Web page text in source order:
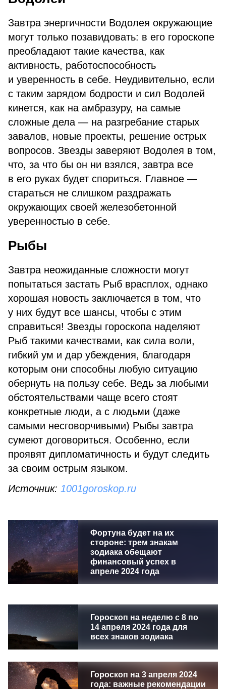
Завтра энергичности Водолея окружающие
могут только позавидовать: в его гороскопе
преобладают такие качества, как
активность, работоспособность
и уверенность в себе. Неудивительно, если
с таким зарядом бодрости и сил Водолей
кинется, как на амбразуру, на самые
сложные дела — на разгребание старых
завалов, новые проекты, решение острых
вопросов. Звезды заверяют Водолея в том,
что, за что бы он ни взялся, завтра все
в его руках будет спориться. Главное —
стараться не слишком раздражать
окружающих своей железобетонной
уверенностью в себе.
Рыбы
Завтра неожиданные сложности могут
попытаться застать Рыб врасплох, однако
хорошая новость заключается в том, что
у них будут все шансы, чтобы с этим
справиться! Звезды гороскопа наделяют
Рыб такими качествами, как сила воли,
гибкий ум и дар убеждения, благодаря
которым они способны любую ситуацию
обернуть на пользу себе. Ведь за любыми
обстоятельствами чаще всего стоят
конкретные люди, а с людьми (даже
самыми несговорчивыми) Рыбы завтра
сумеют договориться. Особенно, если
проявят дипломатичность и будут следить
за своим острым языком.
Источник: 1001goroskop.ru
Фортуна будет на их
стороне: трем знакам
зодиака обещают
финансовый успех в
апреле 2024 года
Гороскоп на неделю с 8 по
14 апреля 2024 года для
всех знаков зодиака
Гороскоп на 3 апреля 2024
года: важные рекомендации